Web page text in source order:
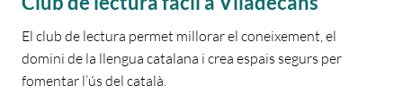
El club de lectura permet millorar el coneixement, el
domini de la llengua catalana i crea espais segurs per
fomentar l’ús del català.